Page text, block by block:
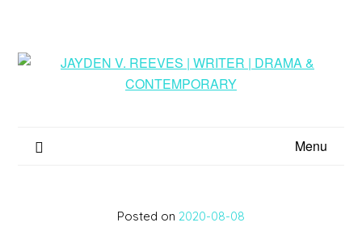
Menu
Posted on 2020-08-08